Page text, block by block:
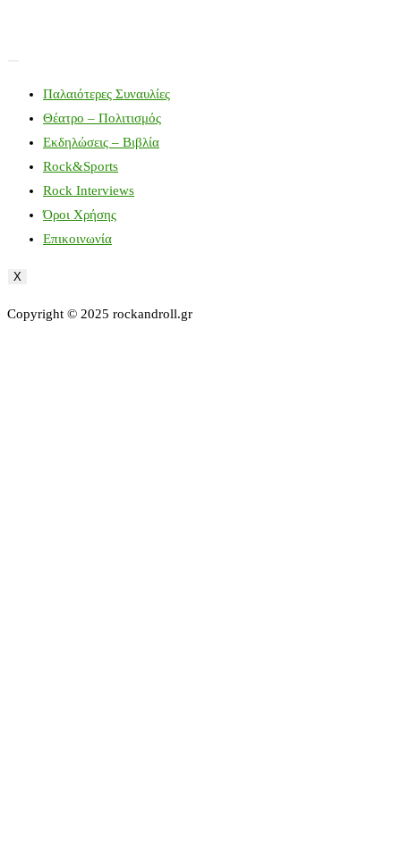
Παλαιότερες Συναυλίες
Θέατρο – Πολιτισμός
Εκδηλώσεις – Βιβλία
Rock&Sports
Rock Interviews
Όροι Χρήσης
Επικοινωνία
X
Copyright © 2025 rockandroll.gr